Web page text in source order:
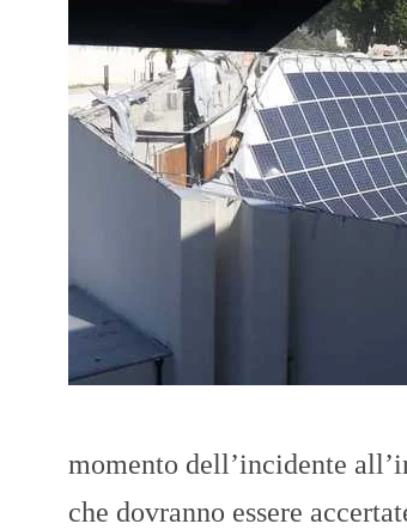
momento dell’incidente
che dovranno essere